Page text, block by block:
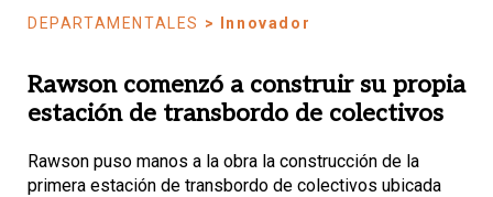
DEPARTAMENTALES > Innovador
Rawson comenzó a construir su propia
estación de transbordo de colectivos
Rawson puso manos a la obra la construcción de la
primera estación de transbordo de colectivos ubicada